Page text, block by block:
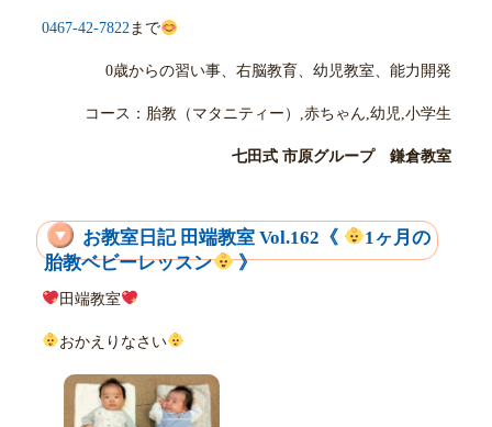
0467-42-7822まで
0歳からの習い事、右脳教育、幼児教室、能力開発
コース：胎教（マタニティー）,赤ちゃん,幼児,小学生
七田式 市原グループ 鎌倉教室
お教室日記 田端教室 Vol.162《
1ヶ月の
胎教ベビーレッスン
》
田端教室
おかえりなさい